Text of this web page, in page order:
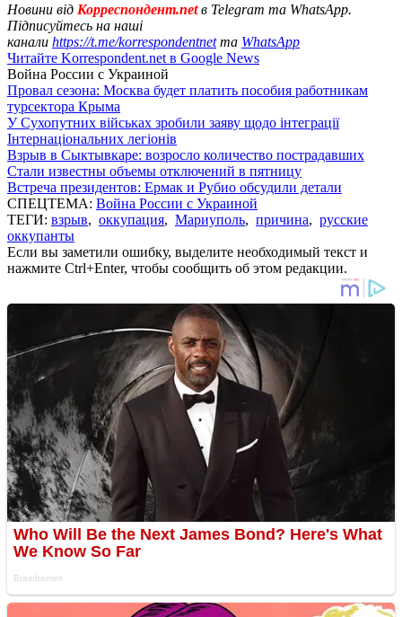
Новини від Корреспондент.netв Telegram та WhatsApp.
Підписуйтесь на наші
канали https://t.me/korrespondentnetта WhatsApp
Читайте Korrespondent.net в Google News
Война России с Украиной
Провал сезона: Москва будет платить пособия работникам
турсектора Крыма
У Сухопутних військах зробили заяву щодо інтеграції
Інтернаціональних легіонів
Взрыв в Сыктывкаре: возросло количество пострадавших
Стали известны объемы отключений в пятницу
Встреча президентов: Ермак и Рубио обсудили детали
СПЕЦТЕМА: Война России с Украиной
ТЕГИ: взрыв, оккупация, Мариуполь, причина, русские
оккупанты
Если вы заметили ошибку, выделите необходимый текст и
нажмите Ctrl+Enter, чтобы сообщить об этом редакции.